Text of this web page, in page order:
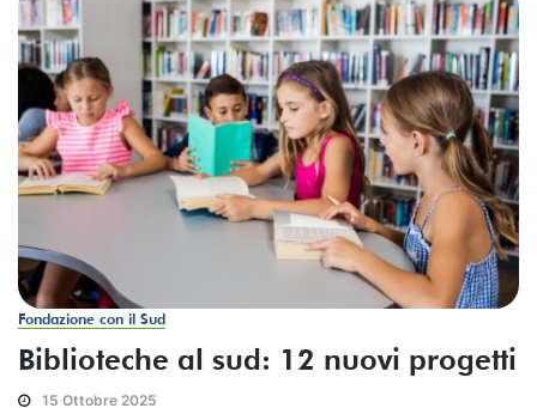
Fondazione con il Sud
Biblioteche al sud: 12 nuovi progetti
15 Ottobre 2025